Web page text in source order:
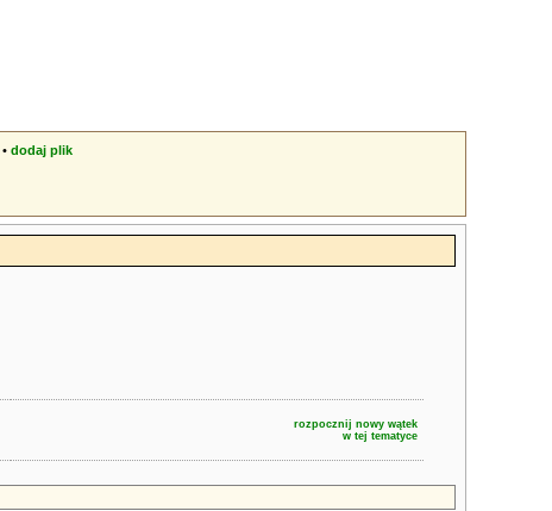
• dodaj plik
rozpocznij nowy wątek
w tej tematyce